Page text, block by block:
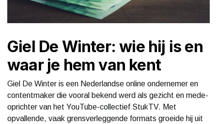
Giel De Winter: wie hij is en
waar je hem van kent
Giel De Winter is een Nederlandse online ondernemer en
contentmaker die vooral bekend werd als gezicht en mede-
oprichter van het YouTube-collectief StukTV. Met
opvallende, vaak grensverleggende formats groeide hij uit